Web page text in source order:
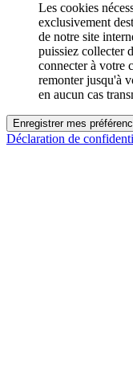
Les cookies
exclusivement
de notre site
puissiez collecter
connecter à votre
remonter jusqu'à
en aucun cas
Enregistrer mes
Déclaration de